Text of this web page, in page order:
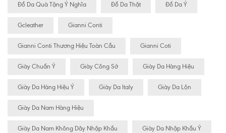
Đồ Da Quà Tặng Ý Nghĩa Đồ Da Thật Đồ Da Ý
Gcleather Gianni Conti
Gianni Conti Thương Hiệu Toàn Cầu Gianni Coti
Giày Chuẩn Ý Giày Công Sở Giày Da Hàng Hiệu
Giày Da Hàng Hiệu Ý Giày Da Italy Giày Da Lộn
Giày Da Nam Hàng Hiệu
Giày Da Nam Không Dây Nhập Khẩu Giày Da Nhập Khẩu Ý